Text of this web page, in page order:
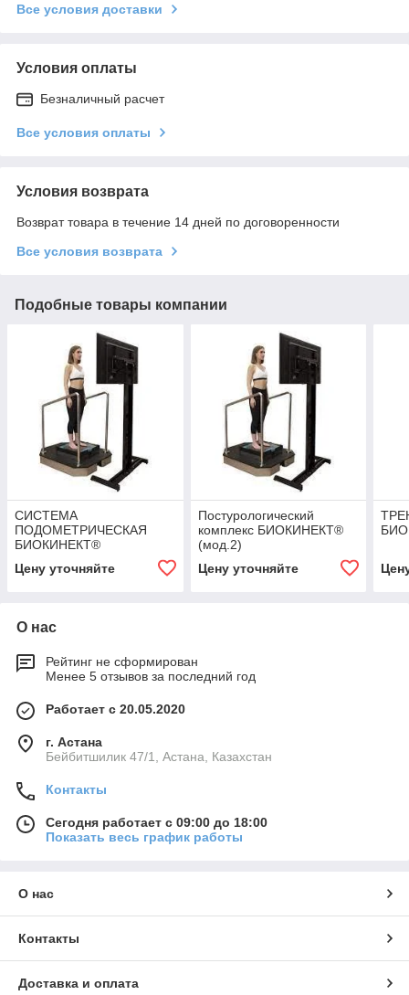
Все условия доставки
Условия оплаты
Безналичный расчет
Все условия оплаты
Условия возврата
Возврат товара в течение 14 дней по договоренности
Все условия возврата
Подобные товары компании
СИСТЕМА
ПОДОМЕТРИЧЕСКАЯ
БИОКИНЕКТ®
Цену уточняйте
Постурологический
комплекс БИОКИНЕКТ®
(мод.2)
Цену уточняйте
О нас
Рейтинг не сформирован
Менее 5 отзывов за последний год
Работает с 20.05.2020
г. Астана
Бейбитшилик 47/1, Астана, Казахстан
Контакты
Сегодня работает с 09:00 до 18:00
Показать весь график работы
О нас
Контакты
Доставка и оплата